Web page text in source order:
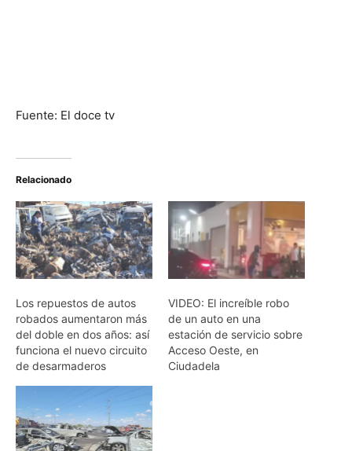
Fuente: El doce tv
Relacionado
Los repuestos de autos
robados aumentaron más
del doble en dos años: así
funciona el nuevo circuito
de desarmaderos
VIDEO: El increíble robo
de un auto en una
estación de servicio sobre
Acceso Oeste, en
Ciudadela